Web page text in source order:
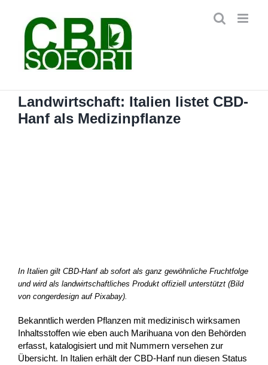
springen
Landwirtschaft: Italien listet CBD-
Hanf als Medizinpflanze
In Italien gilt CBD-Hanf ab sofort als ganz gewöhnliche Fruchtfolge
und wird als landwirtschaftliches Produkt offiziell unterstützt (Bild
von congerdesign auf Pixabay).
Bekanntlich werden Pflanzen mit medizinisch wirksamen
Inhaltsstoffen wie eben auch Marihuana von den Behörden
erfasst, katalogisiert und mit Nummern versehen zur
Übersicht. In Italien erhält der CBD-Hanf nun diesen Status